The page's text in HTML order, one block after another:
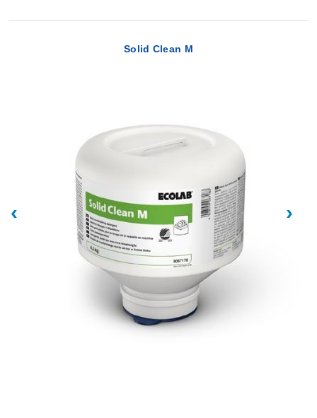
Solid Clean M
‹ ›